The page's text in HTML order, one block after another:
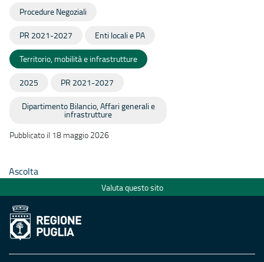
Procedure Negoziali
PR 2021-2027 Enti locali e PA
Territorio, mobilità e infrastrutture
2025 PR 2021-2027
Dipartimento Bilancio, Affari generali e
infrastrutture
Pubblicato il 18 maggio 2026
Ascolta
Valuta questo sito